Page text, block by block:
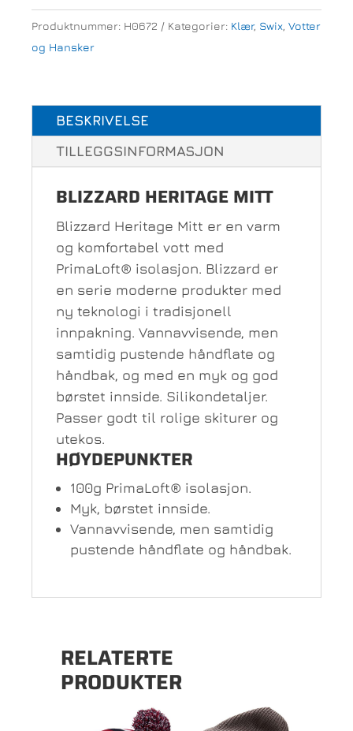
Produktnummer: H0672 Kategorier: Klær, Swix, Votter
og Hansker
BESKRIVELSE
TILLEGGSINFORMASJON
BLIZZARD HERITAGE MITT
Blizzard Heritage Mitt er en varm
og komfortabel vott med
PrimaLoft® isolasjon. Blizzard er
en serie moderne produkter med
ny teknologi i tradisjonell
innpakning. Vannavvisende, men
samtidig pustende håndflate og
håndbak, og med en myk og god
børstet innside. Silikondetaljer.
Passer godt til rolige skiturer og
utekos.
HØYDEPUNKTER
100g PrimaLoft® isolasjon.
Myk, børstet innside.
Vannavvisende, men samtidig
pustende håndflate og håndbak.
RELATERTE
PRODUKTER